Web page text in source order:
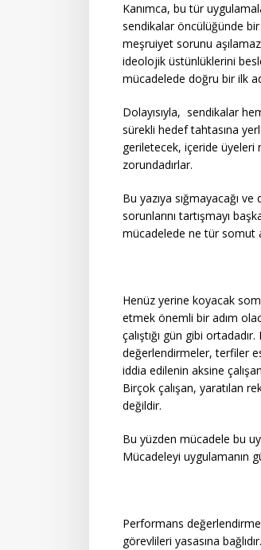
Kanımca, bu tür
sendikalar öncülüğünde
meşruiyet sorunu
ideolojik üstünlüklerini
mücadelede doğru bir ilk
Dolayısıyla, sendikalar
sürekli hedef tahtasına
geriletecek, içeride üyeleri
zorundadırlar.
Bu yazıya sığmayacağı
sorunlarını tartışmayı
mücadelede ne tür somut
Henüz yerine koyacak
etmek önemli bir adım
çalıştığı gün gibi
değerlendirmeler, terfiler
iddia edilenin aksine
Birçok çalışan, yaratılan
değildir.
Bu yüzden mücadele bu
Mücadeleyi uygulamanın
Performans
görevlileri yasasına